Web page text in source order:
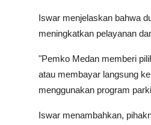
Iswar menjelaskan bahwa
meningkatkan pelayanan
"Pemko Medan memberi
atau membayar langsung
menggunakan program
Iswar menambahkan,